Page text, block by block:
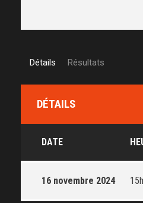
Détails Résultats
DÉTAILS
DATE
16 novembre 2024